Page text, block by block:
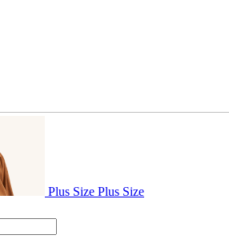
Plus Size Plus Size